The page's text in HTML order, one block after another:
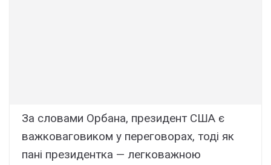
За словами Орбана, президент США є
важковаговиком у переговорах, тоді як
пані президентка — легковажною